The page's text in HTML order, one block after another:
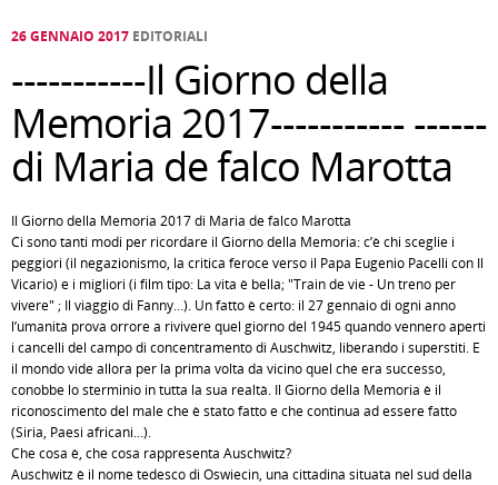
E SPETTACOLI POLITICA
DELLE IDEE FATTI DELLO SPIRITO
26 GENNAIO 2017 EDITORIALI
-----------Il Giorno della
Memoria 2017----------- ------
di Maria de falco Marotta
Il Giorno della Memoria 2017 di Maria de falco Marotta
Ci sono tanti modi per ricordare il Giorno della Memoria: c’è chi sceglie i
peggiori (il negazionismo, la critica feroce verso il Papa Eugenio Pacelli con Il
Vicario) e i migliori (i film tipo: La vita è bella; "Train de vie - Un treno per
vivere" ; Il viaggio di Fanny…). Un fatto è certo: il 27 gennaio di ogni anno
l’umanità prova orrore a rivivere quel giorno del 1945 quando vennero aperti
i cancelli del campo di concentramento di Auschwitz, liberando i superstiti. E
il mondo vide allora per la prima volta da vicino quel che era successo,
conobbe lo sterminio in tutta la sua realtà. Il Giorno della Memoria è il
riconoscimento del male che è stato fatto e che continua ad essere fatto
(Siria, Paesi africani…).
Che cosa è, che cosa rappresenta Auschwitz?
Auschwitz è il nome tedesco di Oswiecin, una cittadina situata nel sud della